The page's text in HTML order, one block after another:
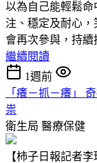
以為自己能輕鬆
注、穩定及耐心
會再次參與，持續
繼續閱讀
1週前
「癢－抓－癢」
祟
衛生局 醫療保健
【柿子日報記者